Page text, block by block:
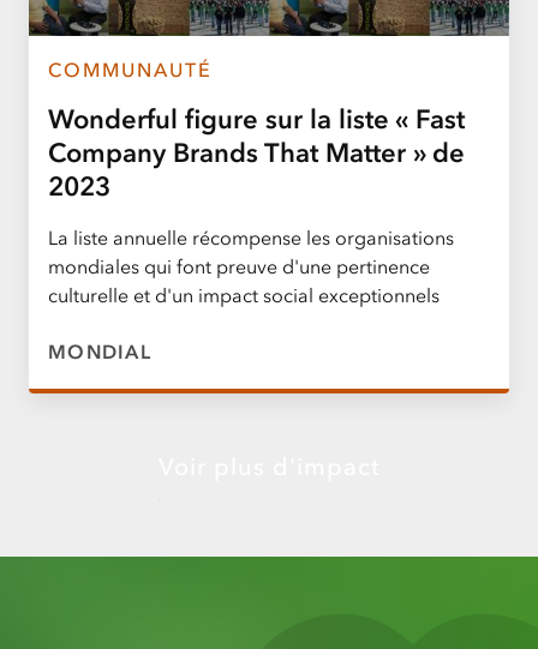
COMMUNAUTÉ
Wonderful figure sur la liste « Fast
Company Brands That Matter » de
2023
La liste annuelle récompense les organisations
mondiales qui font preuve d'une pertinence
culturelle et d'un impact social exceptionnels
MONDIAL